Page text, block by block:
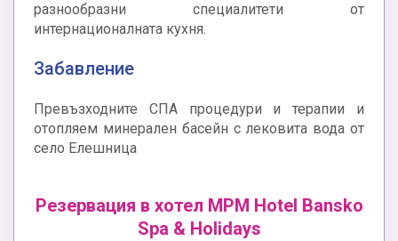
разнообразни специалитети от
интернационалната кухня.
Забавление
Превъзходните СПА процедури и терапии и
отопляем минерален басейн с лековита вода от
село Елешница
Резервация в хотел MPM Hotel Bansko
Spa & Holidays